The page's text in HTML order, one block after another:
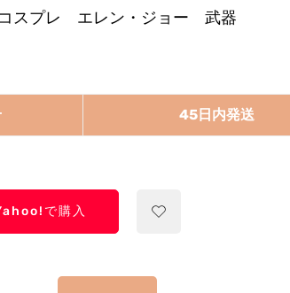
スプレ エレン・ジョー 武器
45日内発送
で購入